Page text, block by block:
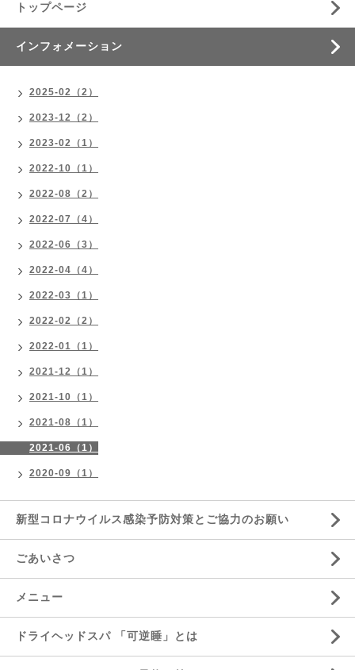
トップページ
インフォメーション
2025-02（2）
2023-12（2）
2023-02（1）
2022-10（1）
2022-08（2）
2022-07（4）
2022-06（3）
2022-04（4）
2022-03（1）
2022-02（2）
2022-01（1）
2021-12（1）
2021-10（1）
2021-08（1）
2021-06（1）
2020-09（1）
新型コロナウイルス感染予防対策とご協力のお願い
ごあいさつ
メニュー
ドライヘッドスパ 「可逆睡」とは